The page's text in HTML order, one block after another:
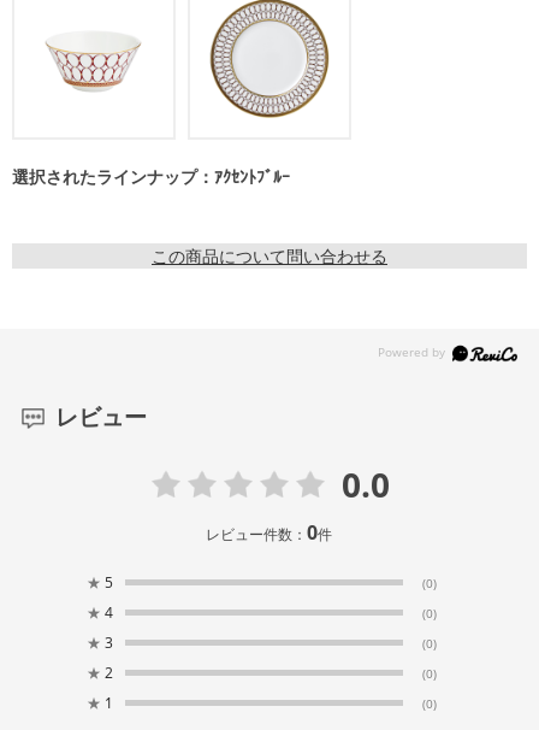
選択されたラインナップ：ｱｸｾﾝﾄﾌﾞﾙｰ
この商品について問い合わせる
レビュー
0.0
レビュー件数：0件
★ 5 (0)
★ 4 (0)
★ 3 (0)
★ 2 (0)
★ 1 (0)